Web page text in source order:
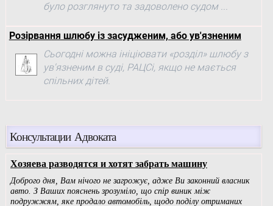
було розглянуто та задоволено судом ...
Розірвання шлюбу із засудженим, або ув'язненим
Сьогодні можна ініціювати «розділ» шлюбу з
ув'язненим в суді, РАЦСі, якщо не мається
спільних дітей.
Консультации Адвоката